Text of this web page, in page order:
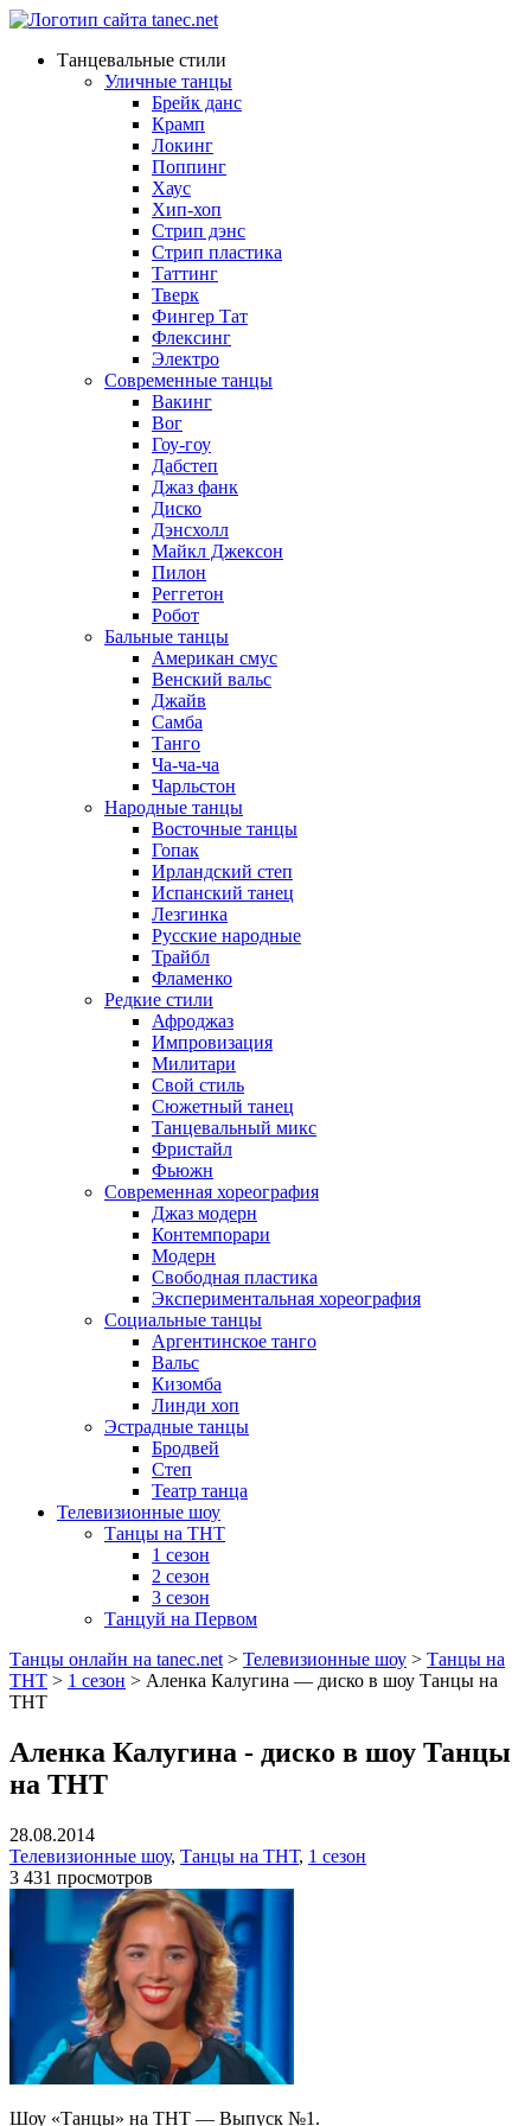
Танцевальные стили
Уличные танцы
Брейк данс
Крамп
Локинг
Поппинг
Хаус
Хип-хоп
Стрип дэнс
Стрип пластика
Таттинг
Тверк
Фингер Тат
Флексинг
Электро
Современные танцы
Вакинг
Вог
Гоу-гоу
Дабстеп
Джаз фанк
Диско
Дэнсхолл
Майкл Джексон
Пилон
Реггетон
Робот
Бальные танцы
Американ смус
Венский вальс
Джайв
Самба
Танго
Ча-ча-ча
Чарльстон
Народные танцы
Восточные танцы
Гопак
Ирландский степ
Испанский танец
Лезгинка
Русские народные
Трайбл
Фламенко
Редкие стили
Афроджаз
Импровизация
Милитари
Свой стиль
Сюжетный танец
Танцевальный микс
Фристайл
Фьюжн
Современная хореография
Джаз модерн
Контемпорари
Модерн
Свободная пластика
Экспериментальная хореография
Социальные танцы
Аргентинское танго
Вальс
Кизомба
Линди хоп
Эстрадные танцы
Бродвей
Степ
Театр танца
Телевизионные шоу
Танцы на ТНТ
1 сезон
2 сезон
3 сезон
Танцуй на Первом
Танцы онлайн на tanec.net > Телевизионные шоу > Танцы на
ТНТ > 1 сезон > Аленка Калугина — диско в шоу Танцы на
ТНТ
Аленка Калугина - диско в шоу Танцы
на ТНТ
28.08.2014
Телевизионные шоу, Танцы на ТНТ, 1 сезон
3 431 просмотров
Шоу «Танцы» на ТНТ — Выпуск №1.